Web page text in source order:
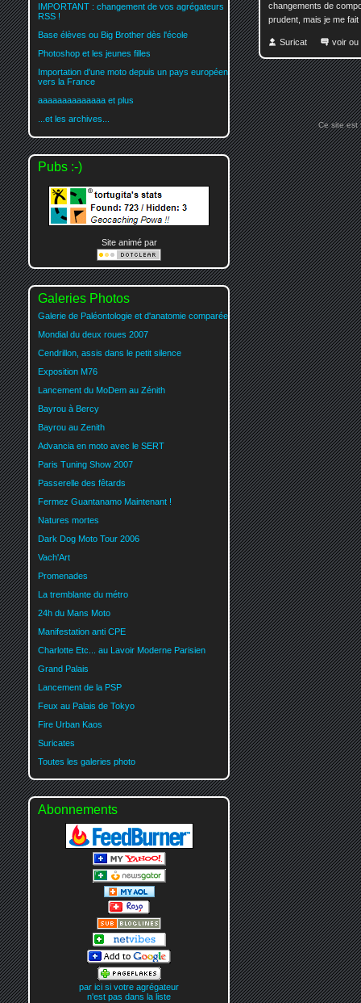
changements de
prudent, mais je me
Suricat voir ou
IMPORTANT : changement de vos agrégateurs
RSS !
Base élèves ou Big Brother dès l'école
Photoshop et les jeunes filles
Importation d'une moto depuis un pays européen
vers la France
aaaaaaaaaaaaaa et plus
...et les archives...
Pubs :-)
Site animé par
Galeries Photos
Galerie de Paléontologie et d'anatomie comparée
Mondial du deux roues 2007
Cendrillon, assis dans le petit silence
Exposition M76
Lancement du MoDem au Zénith
Bayrou à Bercy
Bayrou au Zenith
Advancia en moto avec le SERT
Paris Tuning Show 2007
Passerelle des fêtards
Fermez Guantanamo Maintenant !
Natures mortes
Dark Dog Moto Tour 2006
Vach'Art
Promenades
La tremblante du métro
24h du Mans Moto
Manifestation anti CPE
Charlotte Etc... au Lavoir Moderne Parisien
Grand Palais
Lancement de la PSP
Feux au Palais de Tokyo
Fire Urban Kaos
Suricates
Toutes les galeries photo
Abonnements
par ici si votre agrégateur
n'est pas dans la liste
Ce site est